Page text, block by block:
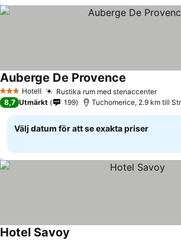
3 StjärnorHotell Rustika rum med stenaccenter
Auberge De Provence
8,7 Utmärkt 199 Tuchomerice, 2.9 km till
Välj datum för att se exakta priser
Hotel Savoy